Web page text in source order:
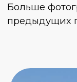
путешествия.
Наши менеджеры
тобой, ответим на
совсем скоро